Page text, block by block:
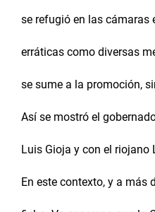
se refugió en las cámaras
erráticas como diversas
se sume a la promoción,
Así se mostró el
Luis Gioja y con el riojano
En este contexto, y a más